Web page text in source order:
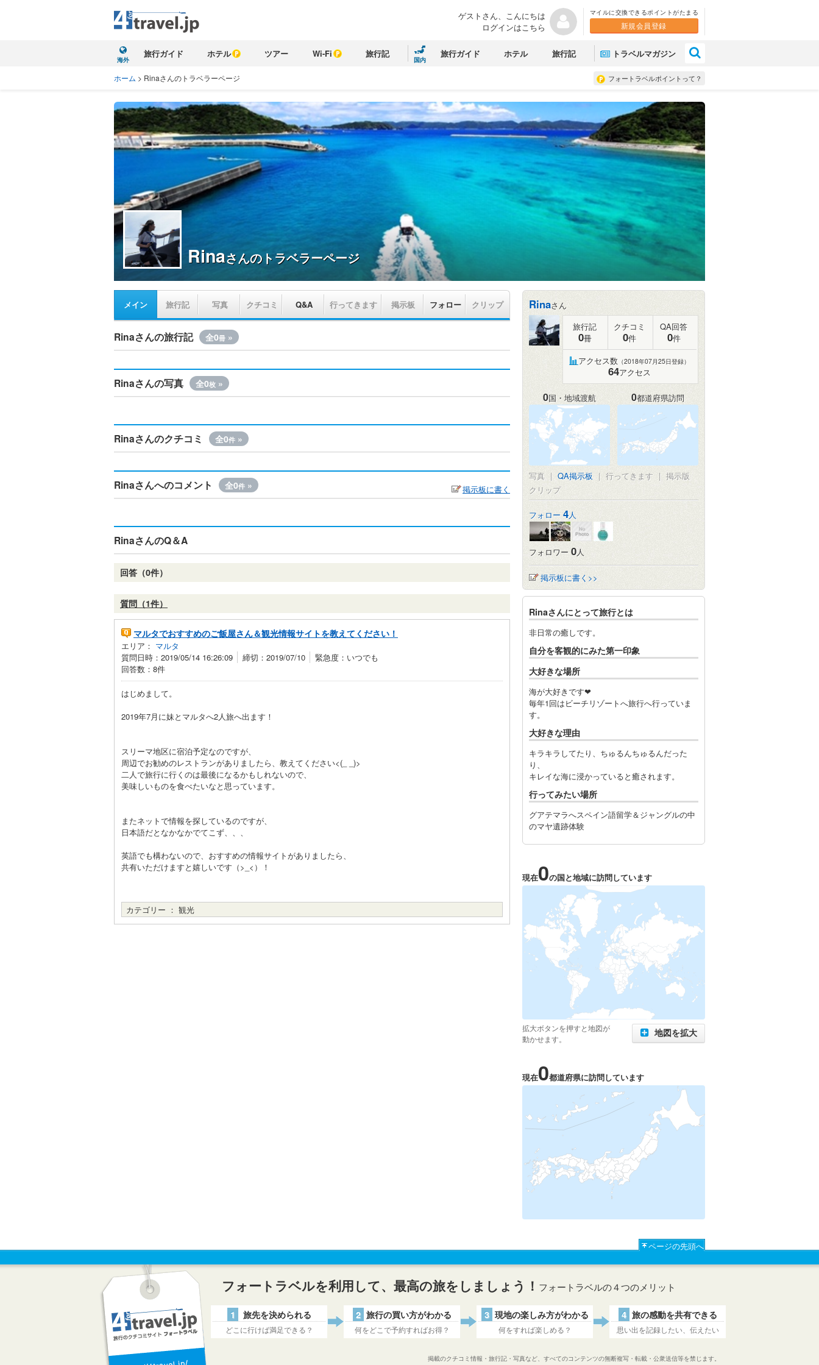
ゲストさん、こんにちは
ログインはこちら
マイルに交換できるポイントがたまる
新規会員登録
海外
旅行ガイド ホテル ツアー Wi-Fi 旅行記
国内
旅行ガイド ホテル 旅行記 トラベルマガジン
フォートラベルポイントって？
ホーム > Rinaさんのトラベラーページ
Rinaさんのトラベラーページ
メイン 旅行記 写真 クチコミ Q&A 行ってきます 掲示板 フォロー クリップ
Rinaさんの旅行記 全0冊 »
Rinaさんの写真 全0枚 »
Rinaさんのクチコミ 全0件 »
Rinaさんへのコメント 全0件 » 掲示板に書く
RinaさんのQ＆A
回答（0件）
質問（1件）
マルタでおすすめのご飯屋さん＆観光情報サイトを教えてください！
エリア： マルタ
質問日時：2019/05/14 16:26:09
締切：2019/07/10
緊急度：いつでも
回答数：8件
はじめまして。
2019年7月に妹とマルタへ2人旅へ出ます！
スリーマ地区に宿泊予定なのですが、
周辺でお勧めのレストランがありましたら、教えてください<(_ _)>
二人で旅行に行くのは最後になるかもしれないので、
美味しいものを食べたいなと思っています。
またネットで情報を探しているのですが、
日本語だとなかなかでてこず、、、
英語でも構わないので、おすすめの情報サイトがありましたら、
共有いただけますと嬉しいです（>_<）！
カテゴリー ： 観光
Rinaさん
旅行記
0冊
クチコミ
0件
QA回答
0件
アクセス数 （2018年07月25日登録）
64アクセス
0国・地域渡航 0都道府県訪問
写真 | QA掲示板 | 行ってきます | 掲示版
クリップ
フォロー 4人
フォロワー 0人
掲示板に書く>>
Rinaさんにとって旅行とは
非日常の癒しです。
自分を客観的にみた第一印象
大好きな場所
海が大好きです❤
毎年1回はビーチリゾートへ旅行へ行っていま
す。
大好きな理由
キラキラしてたり、ちゅるんちゅるんだった
り、
キレイな海に浸かっていると癒されます。
行ってみたい場所
グアテマラへスペイン語留学＆ジャングルの中
のマヤ遺跡体験
現在0の国と地域に訪問しています
拡大ボタンを押すと地図が
動かせます。
地図を拡大
現在0都道府県に訪問しています
ページの先頭へ
フォートラベルを利用して、最高の旅をしましょう！ フォートラベルの４つのメリット
1 旅先を決められる
どこに行けば満足できる？
2 旅行の買い方がわかる
何をどこで予約すればお得？
3 現地の楽しみ方がわかる
何をすれば楽しめる？
4 旅の感動を共有できる
思い出を記録したい、伝えたい
掲載のクチコミ情報・旅行記・写真など、すべてのコンテンツの無断複写・転載・公衆送信等を禁じます。